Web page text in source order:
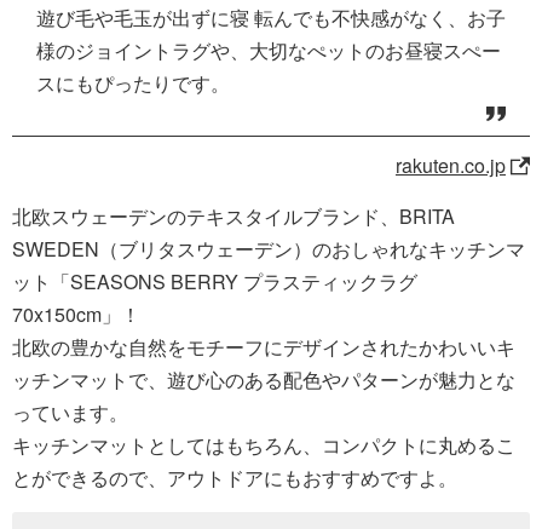
遊び毛や毛玉が出ずに寝 転んでも不快感がなく、お子
様のジョイントラグや、大切なぺットのお昼寝スぺー
スにもぴったりです。
rakuten.co.jp
北欧スウェーデンのテキスタイルブランド、BRITA
SWEDEN（ブリタスウェーデン）のおしゃれなキッチンマ
ット「SEASONS BERRY プラスティックラグ
70x150cm」！
北欧の豊かな自然をモチーフにデザインされたかわいいキ
ッチンマットで、遊び心のある配色やパターンが魅力とな
っています。
キッチンマットとしてはもちろん、コンパクトに丸めるこ
とができるので、アウトドアにもおすすめですよ。